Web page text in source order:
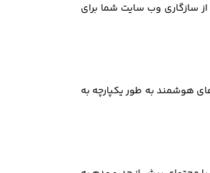
سازگاری وب سایت شما برای
هوشمند به طور یکپارچه به